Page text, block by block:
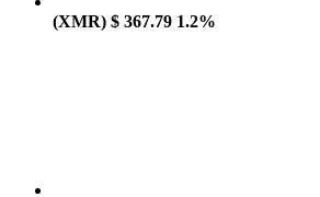
(XMR) $ 367.79 1.2%